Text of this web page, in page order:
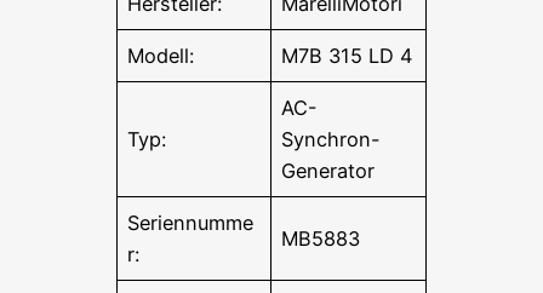
Modell: M7B 315 LD 4
Typ:
AC-
Synchron-
Generator
Seriennumme
r:
MB5883